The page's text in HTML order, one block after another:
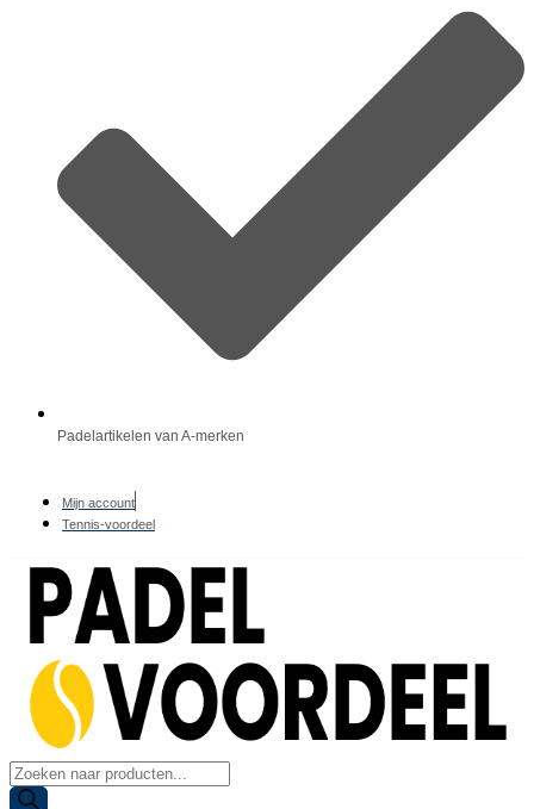
Padelartikelen van A-merken
Mijn account
Tennis-voordeel
Producten
zoeken